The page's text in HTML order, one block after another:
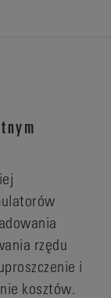
rzędu
i
kosztów.